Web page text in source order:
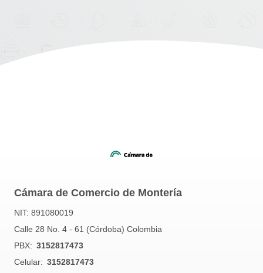
Cámara de Comercio de Montería
NIT: 891080019
Calle 28 No. 4 - 61 (Córdoba) Colombia
PBX: 3152817473
Celular: 3152817473